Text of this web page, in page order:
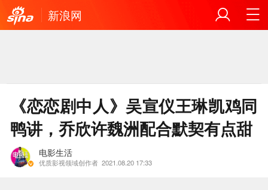
新浪网
《恋恋剧中人》吴宣仪王琳凯鸡同
鸭讲，乔欣许魏洲配合默契有点甜
电影生活
优质影视领域创作者 2021.08.20 17:33